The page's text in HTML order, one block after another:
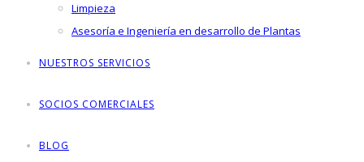
Limpieza
Asesoría e Ingeniería en desarrollo de Plantas
NUESTROS SERVICIOS
SOCIOS COMERCIALES
BLOG